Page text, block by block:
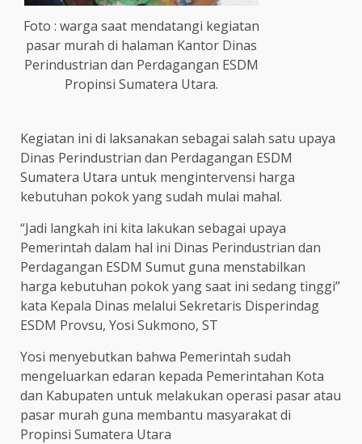
Foto : warga saat mendatangi kegiatan
pasar murah di halaman Kantor Dinas
Perindustrian dan Perdagangan ESDM
Propinsi Sumatera Utara.
Kegiatan ini di laksanakan sebagai salah satu upaya
Dinas Perindustrian dan Perdagangan ESDM
Sumatera Utara untuk mengintervensi harga
kebutuhan pokok yang sudah mulai mahal.
“Jadi langkah ini kita lakukan sebagai upaya
Pemerintah dalam hal ini Dinas Perindustrian dan
Perdagangan ESDM Sumut guna menstabilkan
harga kebutuhan pokok yang saat ini sedang tinggi”
kata Kepala Dinas melalui Sekretaris Disperindag
ESDM Provsu, Yosi Sukmono, ST
Yosi menyebutkan bahwa Pemerintah sudah
mengeluarkan edaran kepada Pemerintahan Kota
dan Kabupaten untuk melakukan operasi pasar atau
pasar murah guna membantu masyarakat di
Propinsi Sumatera Utara